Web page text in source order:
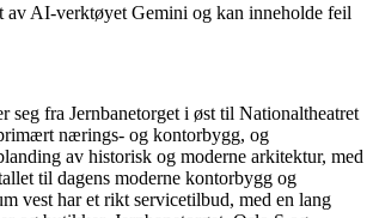
av AI-verktøyet Gemini og kan inneholde feil
seg fra Jernbanetorget i øst til Nationaltheatret
nærings- og kontorbygg, og
av historisk og moderne arkitektur, med
til dagens moderne kontorbygg og
vest har et rikt servicetilbud, med en lang